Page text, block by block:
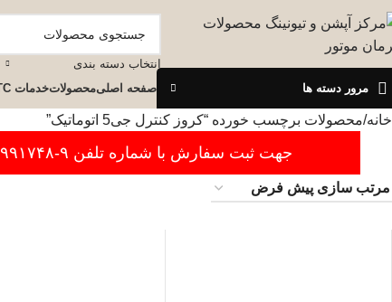
انتخاب دسته بندی
مرور دسته ها صفحه اصلیمحصولاتخدمات OTC
خانه محصولات برچسب خورده “کروز کنترل جی5 اتوماتیک”
جهت ثبت سفارش با شماره تلفن ۹-۴۴۹۹۱۷۴۸-۰۲۱ تماس بگیرید.